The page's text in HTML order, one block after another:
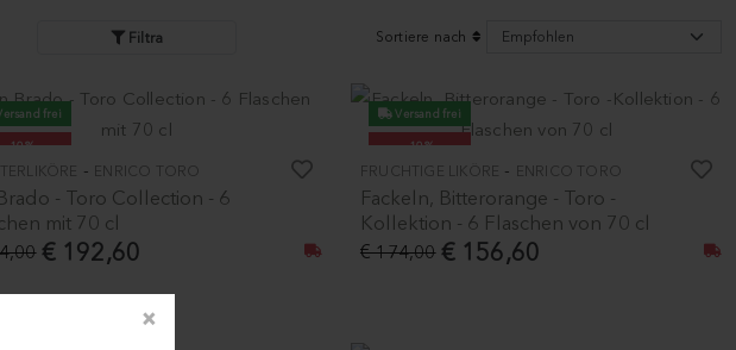
×
Filtra Sortiere nach
frei
-10%
- ENRICO TORO
- Toro Collection - 6
mit 70 cl
€ 192,60
Versand frei
-10%
FRUCHTIGE LIKÖRE - ENRICO TORO
Fackeln, Bitterorange - Toro -
Kollektion - 6 Flaschen von 70 cl
€ 156,60
€ 174,00